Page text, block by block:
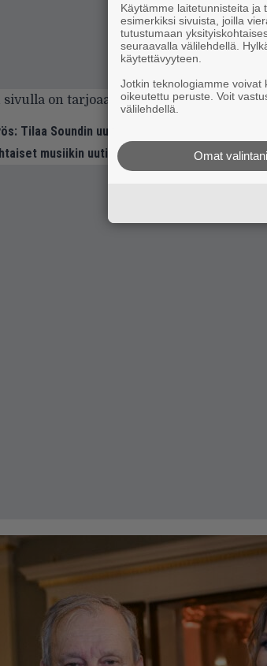
sivulla on tarjoaa kattavaehdokkaiden
Tilaa Soundin uutiskirje ja tiedät mistä
musiikin uutiset ja puheenaiheet suoraan
Käytämme laitetunnisteita ja
esimerkiksi sivuista, joilla
tutustumaan
seuraavalla välilehdellä.
käytettävyyteen.
Jotkin teknologiamme voivat
oikeutettu peruste. Voit
välilehdellä.
Omat valintani